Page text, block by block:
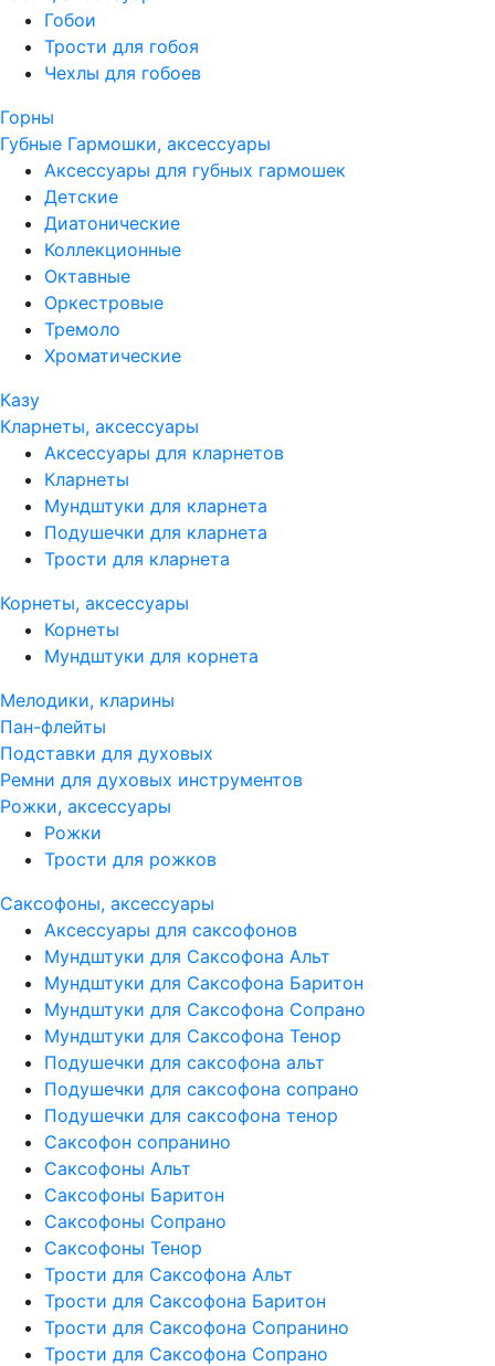
Гобои
Трости для гобоя
Чехлы для гобоев
Горны
Губные Гармошки, аксессуары
Аксессуары для губных гармошек
Детские
Диатонические
Коллекционные
Октавные
Оркестровые
Тремоло
Хроматические
Казу
Кларнеты, аксессуары
Аксессуары для кларнетов
Кларнеты
Мундштуки для кларнета
Подушечки для кларнета
Трости для кларнета
Корнеты, аксессуары
Корнеты
Мундштуки для корнета
Мелодики, кларины
Пан-флейты
Подставки для духовых
Ремни для духовых инструментов
Рожки, аксессуары
Рожки
Трости для рожков
Саксофоны, аксессуары
Аксессуары для саксофонов
Мундштуки для Саксофона Альт
Мундштуки для Саксофона Баритон
Мундштуки для Саксофона Сопрано
Мундштуки для Саксофона Тенор
Подушечки для саксофона альт
Подушечки для саксофона сопрано
Подушечки для саксофона тенор
Саксофон сопранино
Саксофоны Альт
Саксофоны Баритон
Саксофоны Сопрано
Саксофоны Тенор
Трости для Саксофона Альт
Трости для Саксофона Баритон
Трости для Саксофона Сопранино
Трости для Саксофона Сопрано